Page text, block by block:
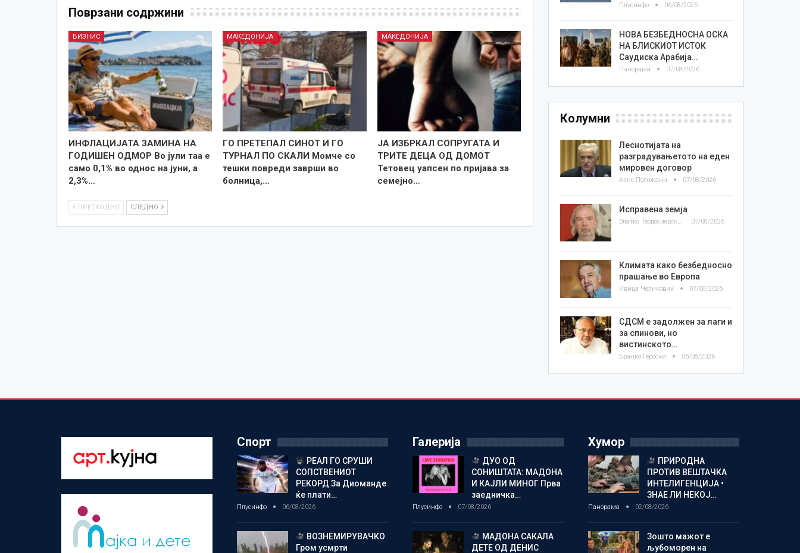
Поврзани содржини
БИЗНИС
ИНФЛАЦИЈАТА ЗАМИНА НА
ГОДИШЕН ОДМОР Во јули таа е
само 0,1% во однос на јуни, а
2,3%…
МАКЕДОНИЈА
ГО ПРЕТЕПАЛ СИНОТ И ГО
ТУРНАЛ ПО СКАЛИ Момче со
тешки повреди заврши во
болница,…
МАКЕДОНИЈА
ЈА ИЗБРКАЛ СОПРУГАТА И
ТРИТЕ ДЕЦА ОД ДОМОТ
Тетовец уапсен по пријава за
семејно…
ПРЕТХОДНО СЛЕДНО
Плусинфо 06/08/2026
НОВА БЕЗБЕДНОСНА ОСКА
НА БЛИСКИОТ ИСТОК
Саудиска Арабија…
Панорама 07/08/2026
Колумни
Леснотијата на
разградувањетото на еден
мировен договор
Азис Положани 07/08/2026
Исправена земја
Златко Теодосиевски 07/08/2026
Климата како безбедносно
прашање во Европа
Ивица Челиковиќ 07/08/2026
СДСМ е задолжен за лаги и
за спинови, но
вистинското…
Бранко Героски 06/08/2026
Спорт
РЕАЛ ГО СРУШИ
СОПСТВЕНИОТ
РЕКОРД За Диоманде
ќе плати…
Плусинфо 06/08/2026
ВОЗНЕМИРУВАЧКО
Гром усмрти
Галерија
ДУО ОД
СОНИШТАТА: МАДОНА
И КАЈЛИ МИНОГ Прва
заедничка…
Плусинфо 07/08/2026
МАДОНА САКАЛА
ДЕТЕ ОД ДЕНИС
Хумор
ПРИРОДНА
ПРОТИВ ВЕШТАЧКА
ИНТЕЛИГЕНЦИЈА •
ЗНАЕ ЛИ НЕКОЈ…
Панорама 02/08/2026
Зошто мажот е
љубоморен на